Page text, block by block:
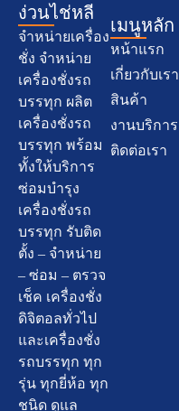
ง่วนไช่หลี
จำหน่ายเครื่อง
ชั่ง จำหน่าย
เครื่องชั่งรถ
บรรทุก ผลิต
เครื่องชั่งรถ
บรรทุก พร้อม
ทั้งให้บริการ
ซ่อมบำรุง
เครื่องชั่งรถ
บรรทุก รับติด
ตั้ง – จำหน่าย
– ซ่อม – ตรวจ
เช็ค เครื่องชั่ง
ดิจิตอลทั่วไป
และเครื่องชั่ง
รถบรรทุก ทุก
รุ่น ทุกยี่ห้อ ทุก
ชนิด ดูแล
เมนูหลัก
หน้าแรก
เกี่ยวกับเรา
สินค้า
งานบริการ
ติดต่อเรา